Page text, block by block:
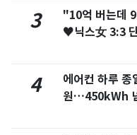
3
"10억 버는데
♥닉스女 3:3
4
에어컨 하루 종
원…450kWh